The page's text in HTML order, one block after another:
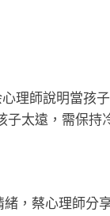
理師說明當孩
子太遠，需保持
緒，蔡心理師分